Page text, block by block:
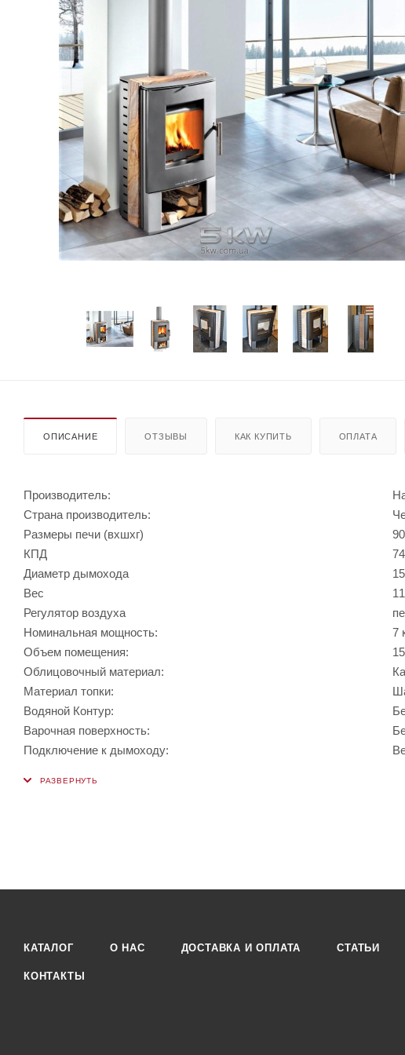
ОПИСАНИЕ ОТЗЫВЫ КАК КУПИТЬ ОПЛАТА
Производитель:
Страна производитель:
Размеры печи (вхшхг)
КПД
Диаметр дымохода
Вес
Регулятор воздуха
Номинальная мощность:
7
Объем помещения:
Облицовочный материал:
Материал топки:
Водяной Контур:
Варочная поверхность:
Подключение к дымоходу:
КАТАЛОГ О НАС ДОСТАВКА И ОПЛАТА СТАТЬИ
КОНТАКТЫ